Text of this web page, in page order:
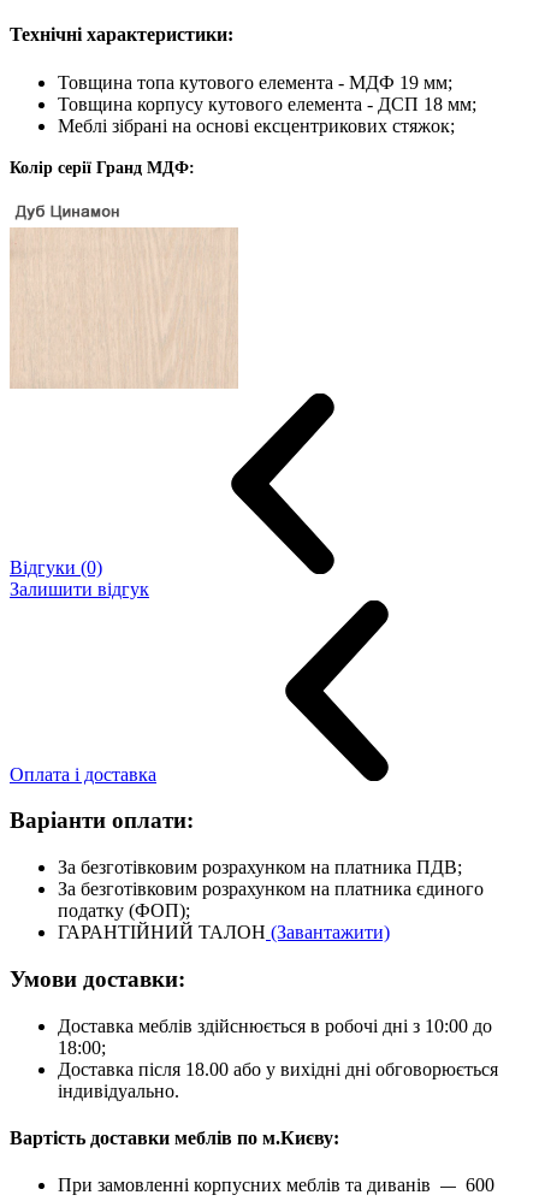
Технічні характеристики:
Товщина топа кутового елемента - МДФ 19 мм;
Товщина корпусу кутового елемента - ДСП 18 мм;
Меблі зібрані на основі ексцентрикових стяжок;
Колір серії Гранд МДФ:
Відгуки (0)
Залишити відгук
Оплата і доставка
Варіанти оплати:
За безготівковим розрахунком на платника ПДВ;
За безготівковим розрахунком на платника єдиного
податку (ФОП);
ГАРАНТІЙНИЙ ТАЛОН (Завантажити)
Умови доставки:
Доставка меблів здійснюється в робочі дні з 10:00 до
18:00;
Доставка після 18.00 або у вихідні дні обговорюється
індивідуально.
Вартість доставки меблів по м.Києву:
При замовленні корпусних меблів та диванів — 600